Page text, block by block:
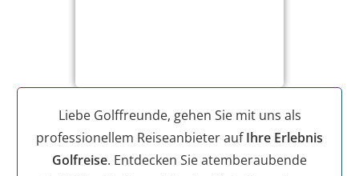
Liebe Golffreunde, gehen Sie mit uns als
professionellem Reiseanbieter aufIhre Erlebnis
Golfreise. Entdecken Sie atemberaubende